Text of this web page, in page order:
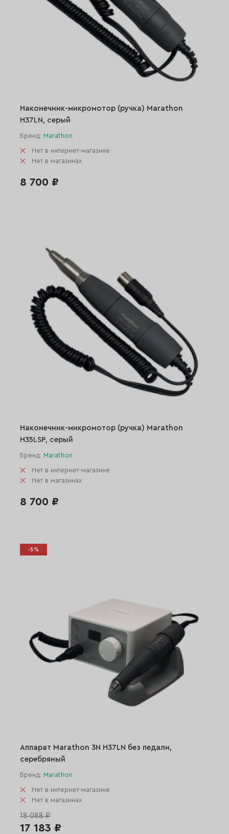
Наконечник-микромотор (ручка) Marathon
H37LN, серый
Бренд: Marathon
Нет в интернет-магазине
Нет в магазинах
8 700 ₽
Наконечник-микромотор (ручка) Marathon
H35LSP, серый
Бренд: Marathon
Нет в интернет-магазине
Нет в магазинах
8 700 ₽
-5%
Аппарат Marathon 3N H37LN без педали,
серебряный
Бренд: Marathon
Нет в интернет-магазине
Нет в магазинах
18 088 ₽
17 183 ₽